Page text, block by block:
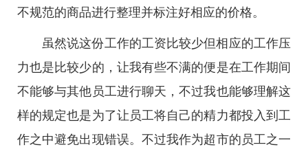
不规范的商品进行整理并标注好相应的价格。
虽然说这份工作的工资比较少但相应的工作压
力也是比较少的，让我有些不满的便是在工作期间
不能够与其他员工进行聊天，不过我也能够理解这
样的规定也是为了让员工将自己的精力都投入到工
作之中避免出现错误。不过我作为超市的员工之一